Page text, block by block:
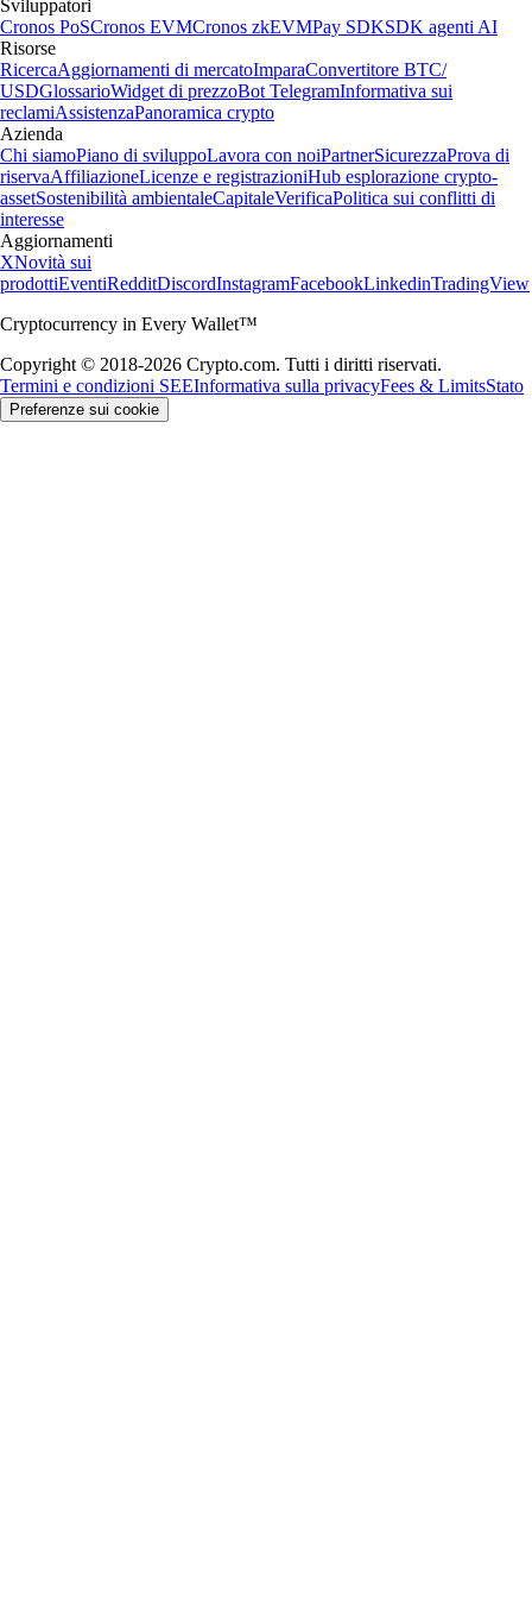
Sviluppatori
Cronos PoSCronos EVMCronos zkEVMPay SDKSDK agenti AI
Risorse
RicercaAggiornamenti di mercatoImparaConvertitore BTC/
USDGlossarioWidget di prezzoBot TelegramInformativa sui
reclamiAssistenzaPanoramica crypto
Azienda
Chi siamoPiano di sviluppoLavora con noiPartnerSicurezzaProva di
riservaAffiliazioneLicenze e registrazioniHub esplorazione crypto-
assetSostenibilità ambientaleCapitaleVerificaPolitica sui conflitti di
interesse
Aggiornamenti
XNovità sui
prodottiEventiRedditDiscordInstagramFacebookLinkedinTradingView
Cryptocurrency in Every Wallet™
Copyright © 2018-2026 Crypto.com. Tutti i diritti riservati.
Termini e condizioni SEEInformativa sulla privacyFees & LimitsStato
Preferenze sui cookie